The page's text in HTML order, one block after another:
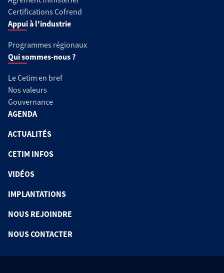
Certifications Cofrend
Appui à l'industrie
Programmes régionaux
Qui sommes-nous ?
Le Cetim en bref
Nos valeurs
Gouvernance
AGENDA
ACTUALITÉS
CETIM INFOS
VIDÉOS
IMPLANTATIONS
NOUS REJOINDRE
NOUS CONTACTER